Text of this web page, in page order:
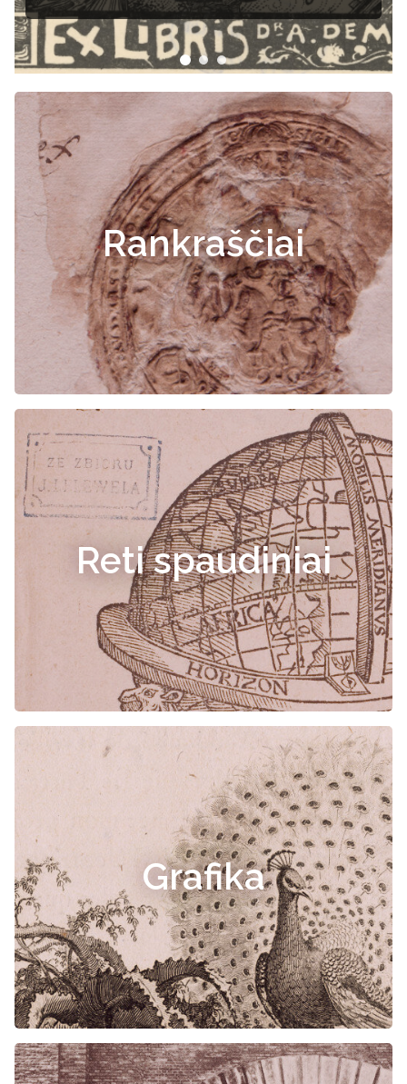
Rankraščiai
Reti spaudiniai
Grafika